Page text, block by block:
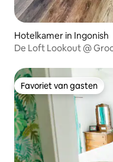
Hotelkamer in Ingonish
De Loft Lookout @
Favoriet van gasten
Favoriet van gasten